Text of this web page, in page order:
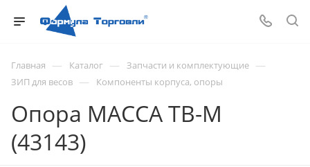
Главная — Каталог — Запчасти и комплектующие —
ЗИП для весов — Компоненты корпуса, опоры
Опора МАССА ТВ-М
(43143)